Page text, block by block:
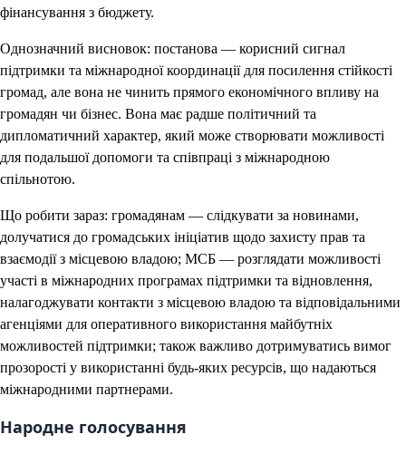
фінансування з бюджету.
Однозначний висновок: постанова — корисний сигнал
підтримки та міжнародної координації для посилення стійкості
громад, але вона не чинить прямого економічного впливу на
громадян чи бізнес. Вона має радше політичний та
дипломатичний характер, який може створювати можливості
для подальшої допомоги та співпраці з міжнародною
спільнотою.
Що робити зараз: громадянам — слідкувати за новинами,
долучатися до громадських ініціатив щодо захисту прав та
взаємодії з місцевою владою; МСБ — розглядати можливості
участі в міжнародних програмах підтримки та відновлення,
налагоджувати контакти з місцевою владою та відповідальними
агенціями для оперативного використання майбутніх
можливостей підтримки; також важливо дотримуватись вимог
прозорості у використанні будь-яких ресурсів, що надаються
міжнародними партнерами.
Народне голосування